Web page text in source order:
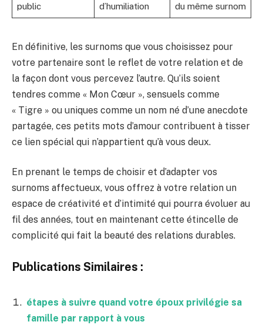
public
d’humiliation
du même surnom
En définitive, les surnoms que vous choisissez pour
votre partenaire sont le reflet de votre relation et de
la façon dont vous percevez l’autre. Qu’ils soient
tendres comme « Mon Cœur », sensuels comme
« Tigre » ou uniques comme un nom né d’une anecdote
partagée, ces petits mots d’amour contribuent à tisser
ce lien spécial qui n’appartient qu’à vous deux.
En prenant le temps de choisir et d’adapter vos
surnoms affectueux, vous offrez à votre relation un
espace de créativité et d’intimité qui pourra évoluer au
fil des années, tout en maintenant cette étincelle de
complicité qui fait la beauté des relations durables.
Publications Similaires :
étapes à suivre quand votre époux privilégie sa
famille par rapport à vous